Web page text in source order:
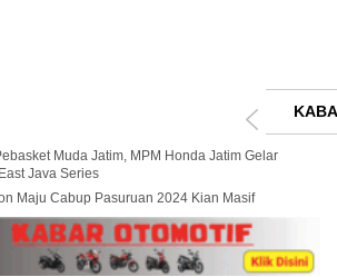
Muda Jatim, MPM Honda Jatim Gelar
Java Series
Maju Cabup Pasuruan 2024 Kian Masif